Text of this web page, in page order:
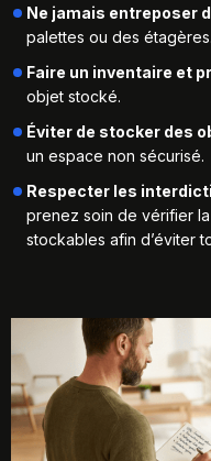
Ne jamais entreposer
palettes ou des étagères.
Faire un inventaire et
objet stocké.
Éviter de stocker des
un espace non sécurisé.
Respecter les
prenez soin de vérifier la
stockables afin d’éviter